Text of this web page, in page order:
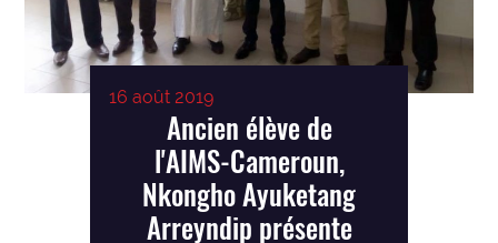
16 août 2019
Ancien élève de
l'AIMS-Cameroun,
Nkongho Ayuketang
Arreyndip présente